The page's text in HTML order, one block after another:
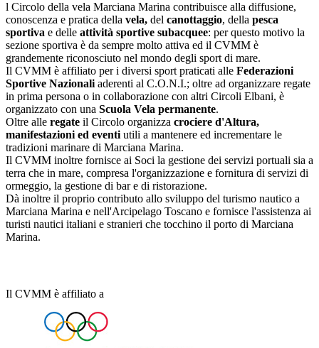
l Circolo della vela Marciana Marina contribuisce alla diffusione,
conoscenza e pratica della vela, del canottaggio, della pesca
sportiva e delle attività sportive subacquee: per questo motivo la
sezione sportiva è da sempre molto attiva ed il CVMM è
grandemente riconosciuto nel mondo degli sport di mare.
Il CVMM è affiliato per i diversi sport praticati alle Federazioni
Sportive Nazionali aderenti al C.O.N.I.; oltre ad organizzare regate
in prima persona o in collaborazione con altri Circoli Elbani, è
organizzato con una Scuola Vela permanente.
Oltre alle regate il Circolo organizza crociere d'Altura,
manifestazioni ed eventi utili a mantenere ed incrementare le
tradizioni marinare di Marciana Marina.
Il CVMM inoltre fornisce ai Soci la gestione dei servizi portuali sia a
terra che in mare, compresa l'organizzazione e fornitura di servizi di
ormeggio, la gestione di bar e di ristorazione.
Dà inoltre il proprio contributo allo sviluppo del turismo nautico a
Marciana Marina e nell'Arcipelago Toscano e fornisce l'assistenza ai
turisti nautici italiani e stranieri che tocchino il porto di Marciana
Marina.
Il CVMM è affiliato a